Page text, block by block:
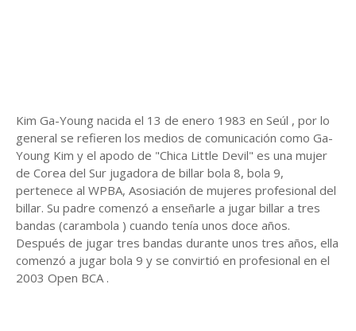
Kim Ga-Young nacida el 13 de enero 1983 en Seúl , por lo
general se refieren los medios de comunicación como Ga-
Young Kim y el apodo de "Chica Little Devil" es una mujer
de Corea del Sur jugadora de billar bola 8, bola 9,
pertenece al WPBA, Asosiación de mujeres profesional del
billar. Su padre comenzó a enseñarle a jugar billar a tres
bandas (carambola ) cuando tenía unos doce años.
Después de jugar tres bandas durante unos tres años, ella
comenzó a jugar bola 9 y se convirtió en profesional en el
2003 Open BCA .